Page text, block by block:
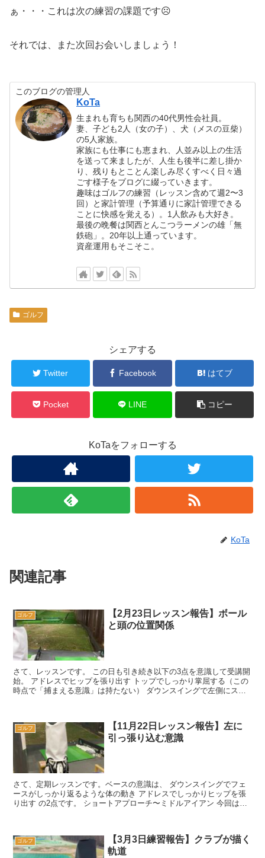
ぁ・・・これは次の練習の課題です☹️
それでは、また次回お会いしましょう！
このブログの管理人
KoTa
生まれも育ちも関西の40代男性会社員。
妻、子ども2人（女の子）、犬（メスの豆柴）
の5人家族。
家族にも仕事にも恵まれ、人並み以上の生活
を送って来ましたが、人生も後半に差し掛か
り、残りもとことん楽しみ尽くすべく日々過
ごす様子をブログに綴っていきます。
趣味はゴルフの練習（レッスン含めて週2〜3
回）と家計管理（予算通りに家計管理できる
ことに快感を覚える）。1人飲みも大好き。
最後の晩餐は関西とんこつラーメンの雄「無
鉄砲」。20年以上通っています。
資産運用もそこそこ。
ゴルフ
シェアする
Twitter Facebook はてブ
Pocket LINE コピー
KoTaをフォローする
KoTa
関連記事
ゴルフ
【2月23日レッスン報告】ボール
と頭の位置関係
さて、レッスンです。 この日も引き続き以下の3点を意識して受講開
始。 アドレスでヒップを張り出す トップでしっかり掌屈する（この
時点で「捕まえる意識」は持たない） ダウンスイングで左側にスウ
ゴルフ
【11月22日レッスン報告】左に
引っ張り込む意識
さて、定期レッスンです。ベースの意識は、 ダウンスイングでフェ
ースがしっかり返るような体の動き アドレスでしっかりヒップを張
り出す の2点です。 ショートアプローチ〜ミドルアイアン 今回は割
ゴルフ
【3月3日練習報告】クラブが描く
軌道